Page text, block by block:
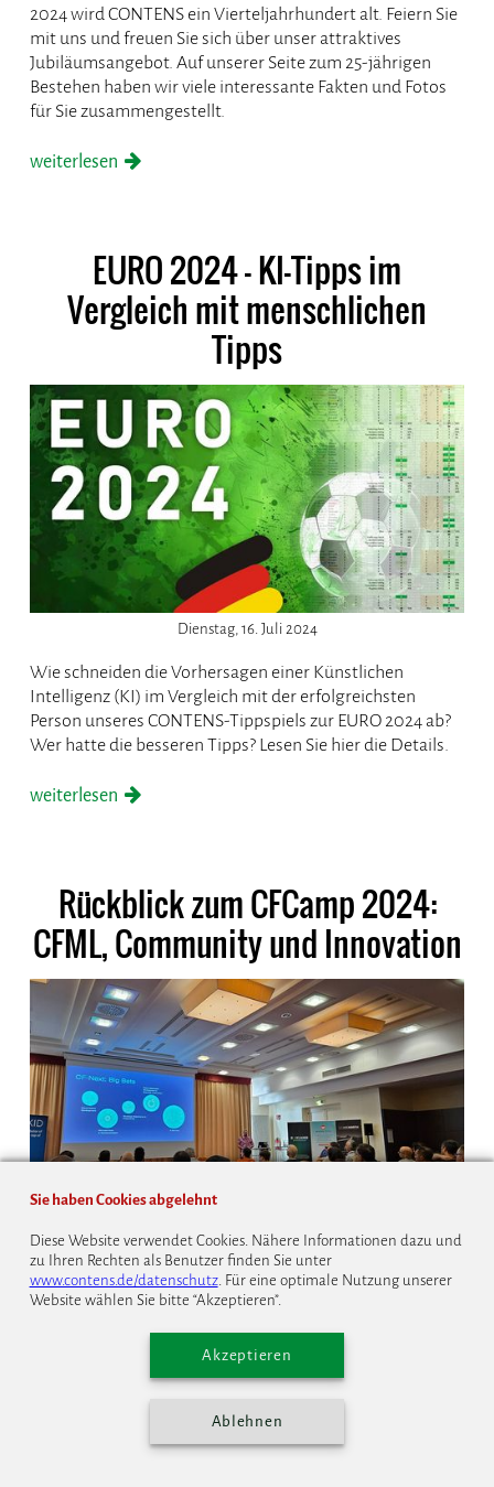
2024 wird CONTENS ein Vierteljahrhundert alt. Feiern Sie
mit uns und freuen Sie sich über unser attraktives
Jubiläumsangebot. Auf unserer Seite zum 25-jährigen
Bestehen haben wir viele interessante Fakten und Fotos
für Sie zusammengestellt.
weiterlesen
EURO 2024 - KI-Tipps im
Vergleich mit menschlichen
Tipps
Dienstag, 16. Juli 2024
Wie schneiden die Vorhersagen einer Künstlichen
Intelligenz (KI) im Vergleich mit der erfolgreichsten
Person unseres CONTENS-Tippspiels zur EURO 2024 ab?
Wer hatte die besseren Tipps? Lesen Sie hier die Details.
weiterlesen
Rückblick zum CFCamp 2024:
CFML, Community und Innovation
Das CFCamp 2024 war ein voller Erfolg und bot den
Teilnehmern eine Fülle von spannenden Neuigkeiten,
inspirierenden Vorträgen und interessanten
Sie haben Cookies abgelehnt
Diese Website verwendet Cookies. Nähere Informationen dazu und
zu Ihren Rechten als Benutzer finden Sie unter
www.contens.de/datenschutz. Für eine optimale Nutzung unserer
Website wählen Sie bitte “Akzeptieren”.
Akzeptieren
Ablehnen